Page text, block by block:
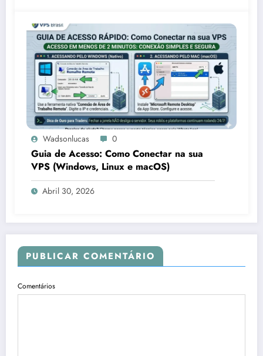
Wadsonlucas 0
Guia de Acesso: Como Conectar na sua
VPS (Windows, Linux e macOS)
Abril 30, 2026
PUBLICAR COMENTÁRIO
Comentários